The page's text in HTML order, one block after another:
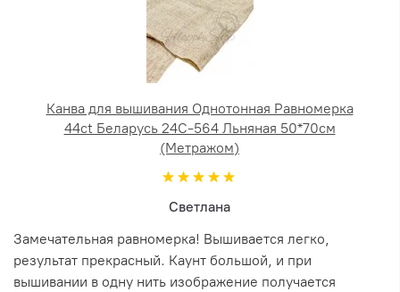
Канва для вышивания Однотонная Равномерка
44ct Беларусь 24С-564 Льняная 50*70см
(Метражом)
Светлана
Замечательная равномерка! Вышивается легко,
результат прекрасный. Каунт большой, и при
вышивании в одну нить изображение получается